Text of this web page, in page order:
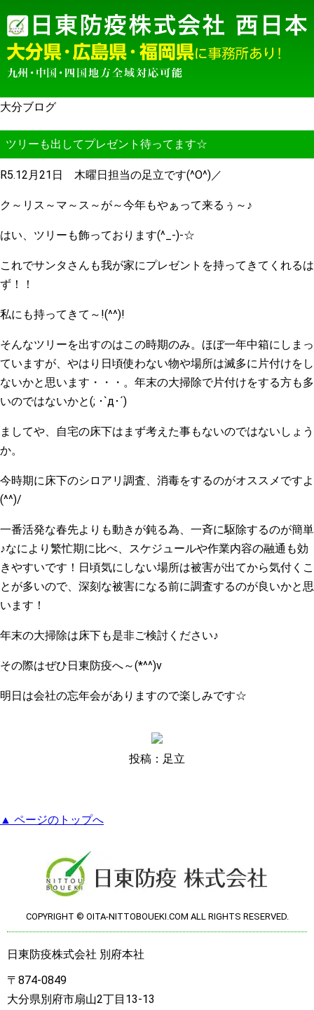
大分ブログ
ツリーも出してプレゼント待ってます☆
R5.12月21日 木曜日担当の足立です(^O^)／
ク～リス～マ～ス～が～今年もやぁって来るぅ～♪
はい、ツリーも飾っております(^_-)-☆
これでサンタさんも我が家にプレゼントを持ってきてくれるは
ず！！
私にも持ってきて～!(^^)!
そんなツリーを出すのはこの時期のみ。ほぼ一年中箱にしまっ
ていますが、やはり日頃使わない物や場所は滅多に片付けをし
ないかと思います・・・。年末の大掃除で片付けをする方も多
いのではないかと(; ･`д･´)
ましてや、自宅の床下はまず考えた事もないのではないしょう
か。
今時期に床下のシロアリ調査、消毒をするのがオススメですよ
(^^)/
一番活発な春先よりも動きが鈍る為、一斉に駆除するのが簡単
♪なにより繁忙期に比べ、スケジュールや作業内容の融通も効
きやすいです！日頃気にしない場所は被害が出てから気付くこ
とが多いので、深刻な被害になる前に調査するのが良いかと思
います！
年末の大掃除は床下も是非ご検討ください♪
その際はぜひ日東防疫へ～(*^^)v
明日は会社の忘年会がありますので楽しみです☆
投稿：足立
▲ ページのトップへ
COPYRIGHT © OITA-NITTOBOUEKI.COM ALL RIGHTS RESERVED.
日東防疫株式会社 別府本社
〒874-0849
大分県別府市扇山2丁目13-13